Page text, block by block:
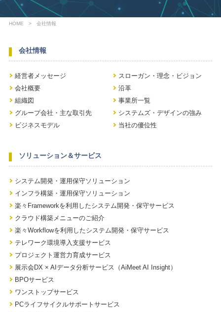
HOME 会社情報
会社情報
経営者メッセージ
スローガン・理念・ビジョン
会社概要
沿革
組織図
事業所一覧
グループ会社・主な取引先
システムズ・デザインの強み
ビジネスモデル
当社の優位性
ソリューション＆サービス
システム開発・運用保守ソリューション
インフラ構築・運用保守ソリューション
楽々Frameworkを利用したシステム開発・保守サービス
クラウド構築メニューのご紹介
楽々Workflowを利用したシステム開発・保守サービス
テレワーク環境導入支援サービス
プロジェクト運営力育成サービス
展示会DX × AIデータ分析サービス（AiMeet AI Insight）
BPOサービス
ワンストップサービス
PCライフサイクルサポートサービス